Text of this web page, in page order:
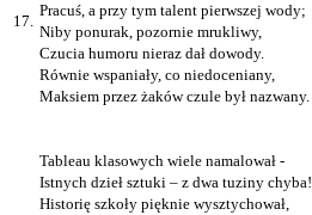
17.
Pracuś, a przy tym talent pierwszej wody;
Niby ponurak, pozornie mrukliwy,
Czucia humoru nieraz dał dowody.
Równie wspaniały, co niedoceniany,
Maksiem przez żaków czule był nazwany.
Tableau klasowych wiele namalował -
Istnych dzieł sztuki – z dwa tuziny chyba!
Historię szkoły pięknie wysztychował,